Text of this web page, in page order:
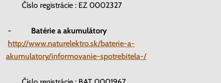
Číslo registrácie : EZ 0002327
-
Batérie a akumulátory
http://www.naturelektro.sk/baterie-a-
akumulatory/informovanie-spotrebitela-/